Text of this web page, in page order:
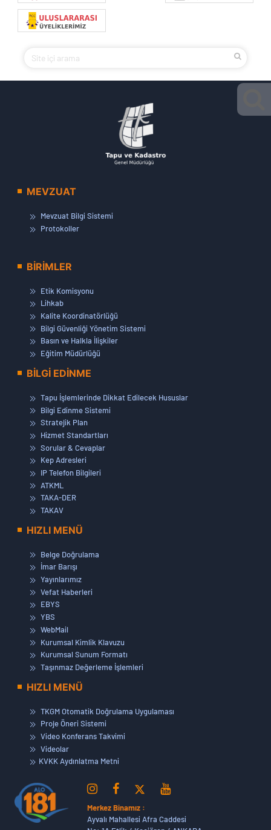
MEVZUAT
Mevzuat Bilgi Sistemi
Protokoller
BİRİMLER
Etik Komisyonu
Lihkab
Kalite Koordinatörlüğü
Bilgi Güvenliği Yönetim Sistemi
Basın ve Halkla İlişkiler
Eğitim Müdürlüğü
BİLGİ EDİNME
Tapu İşlemlerinde Dikkat Edilecek Hususlar
Bilgi Edinme Sistemi
Stratejik Plan
Hizmet Standartları
Sorular & Cevaplar
Kep Adresleri
IP Telefon Bilgileri
ATKML
TAKA-DER
TAKAV
HIZLI MENÜ
Belge Doğrulama
İmar Barışı
Yayınlarımız
Vefat Haberleri
EBYS
YBS
WebMail
Kurumsal Kimlik Klavuzu
Kurumsal Sunum Formatı
Taşınmaz Değerleme İşlemleri
HIZLI MENÜ
TKGM Otomatik Doğrulama Uygulaması
Proje Öneri Sistemi
Video Konferans Takvimi
Videolar
KVKK Aydınlatma Metni
Merkez Binamız :
Ayvalı Mahallesi Afra Caddesi